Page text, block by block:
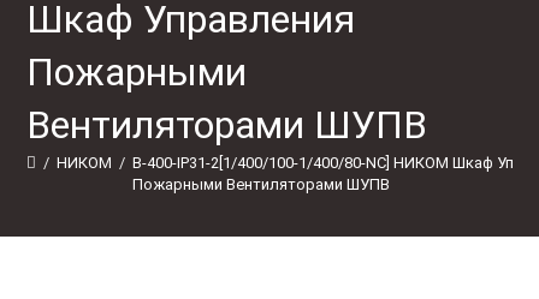
Шкаф Управления
Пожарными
Вентиляторами ШУПВ
/ НИКОМ / В-400-IP31-2[1/400/100-1/400/80-NС] НИКОМ Шкаф
Пожарными Вентиляторами ШУПВ